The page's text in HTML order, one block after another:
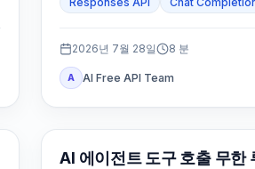
2026년 7월 28일 8 분
A AI Free API Team
AI API
AI 에이전트 도구 호출 무한